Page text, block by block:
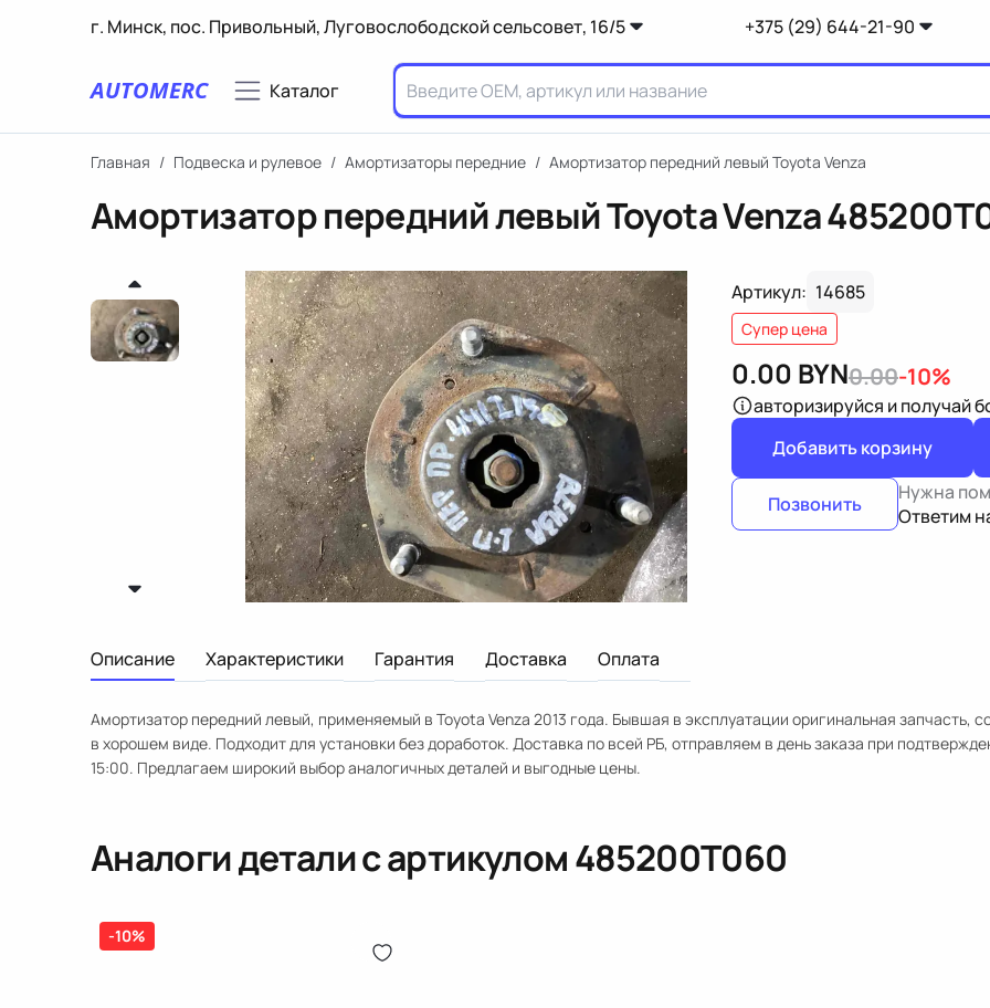
г. Минск, пос. Привольный, Луговослободской сельсовет, 16/5 +375 (29) 644-21-90
AUTOMERC Каталог
Главная / Подвеска и рулевое / Амортизаторы передние / Амортизатор передний левый Toyota Venza
Амортизатор передний левый Toyota Venza
Артикул: 14685
Супер цена
0.00 BYN0.00-10%
авторизируйся и получай
Добавить корзину
Позвонить
Нужна
Ответим
Описание Характеристики Гарантия Доставка Оплата
Амортизатор передний левый, применяемый в Toyota Venza 2013 года. Бывшая в эксплуатации оригинальная запчасть,
в хорошем виде. Подходит для установки без доработок. Доставка по всей РБ, отправляем в день заказа при
15:00. Предлагаем широкий выбор аналогичных деталей и выгодные цены.
Аналоги детали с артикулом485200T060
-10%